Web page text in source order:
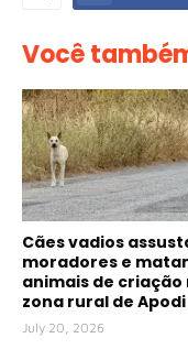
Você
Cães vadios
moradores e
animais de criação
zona rural de Apodi
July 20, 2026